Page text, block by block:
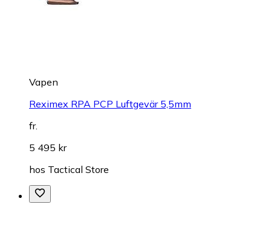
Vapen
Reximex RPA PCP Luftgevär 5,5mm
fr.
5 495 kr
hos Tactical Store